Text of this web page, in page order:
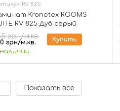
RV 825
Kronotex ROOMS
RV 825 Дуб серый
грн/м.кв.
грн/м.кв.
Купить
Показать все